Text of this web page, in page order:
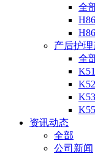
全
产后护理
全
资讯动态
全部
公司新闻